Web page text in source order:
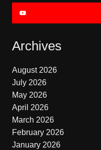
Archives
August 2026
July 2026
May 2026
April 2026
March 2026
February 2026
January 2026